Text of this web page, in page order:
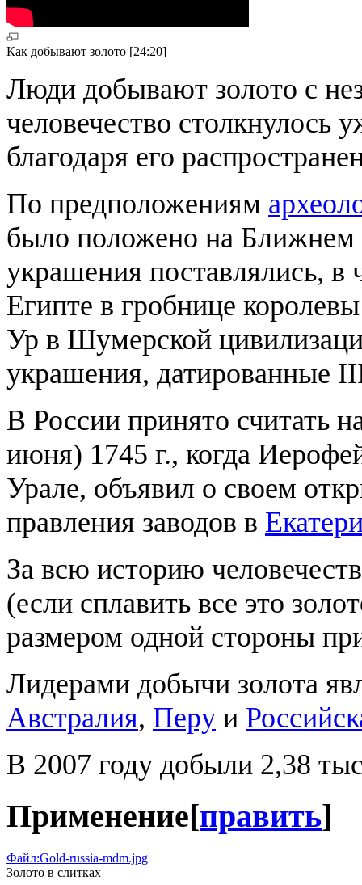
Как добывают золото [24:20]
Люди добывают золото с
человечество столкнулось
благодаря его
По предположениям
было положено на Ближнем
украшения поставлялись, в
Египте в гробнице
Ур в Шумерской
украшения, датированные
В России принято считать
июня) 1745 г., когда
Урале, объявил о своем
правления заводов в
За всю историю
(если сплавить все это
размером одной стороны
Лидерами добычи золота
Австралия, Перу и
В 2007 году добыли 2,38
Применение[править]
Файл:Gold-russia-mdm.jpg
Золото в слитках